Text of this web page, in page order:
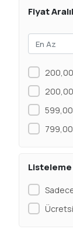
İzolasyon
Fiyat
200,00
599,00
Listeleme